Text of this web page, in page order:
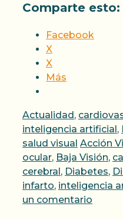
Comparte esto:
Facebook
X
X
Más
Categorías
Actualidad,
inteligencia artificial,
salud visual Acción
ocular, Baja Visión,
cerebral, Diabetes,
infarto, inteligencia
un comentario